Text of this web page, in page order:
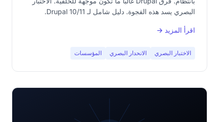
البصري يسد هذه الفجوة. دليل شامل لـ Drupal 10/11.
اقرأ المزيد →
الاختبار البصري الانحدار البصري المؤسسات